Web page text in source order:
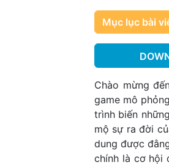
Mục lục bài
Chào mừng
game mô
trình biến
mộ sự ra đời
dung được
chính là cơ hội